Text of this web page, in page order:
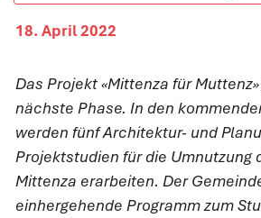
18. April 2022
Das Projekt «Mittenza für
nächste Phase. In den
werden fünf Architektur- und
Projektstudien für die Umnutzung
Mittenza erarbeiten. Der
einhergehende Programm zum